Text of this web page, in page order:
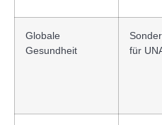
Globale
Gesundheit
für